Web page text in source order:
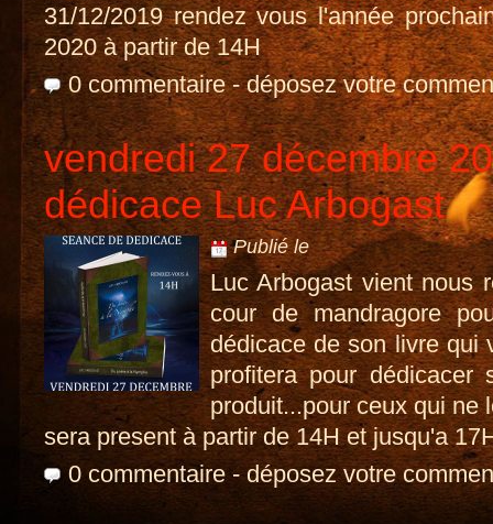
31/12/2019 rendez vous l'année
2020 à partir de 14H
0 commentaire-déposez votre
vendredi 27 décembre
dédicace Luc Arbogast
Publié le
Luc Arbogast vient nous
cour de mandragore
dédicace de son livre qui
profitera pour dédicacer
produit...pour ceux qui ne
sera present à partir de 14H et jusqu'a
0 commentaire - déposez votre